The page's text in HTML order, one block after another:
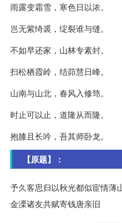
雨露变霜雪，寒色日以浓。
岂无紫绮裘，绽裂谁与缝。
不如早还家，山林专素封。
扫松栖霞岭，结茆慧日峰。
山南与山北，春风入修筇。
时止可以止，道隆从而隆。
抱膝且长吟，吾其师卧龙。
【原题】：
予久客思归以秋光都似宦情薄
金溧诸友共赋寄钱唐亲旧